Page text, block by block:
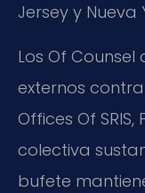
Jersey y Nueva
Los Of
externos
Offices Of
colectiva
bufete